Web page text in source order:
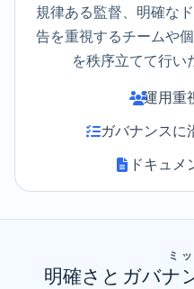
規律ある監督、明確な
告を重視するチームや
を秩序立てて行い
運用重
ガバナンスに
ドキュメ
ミ
明確さとガバナ